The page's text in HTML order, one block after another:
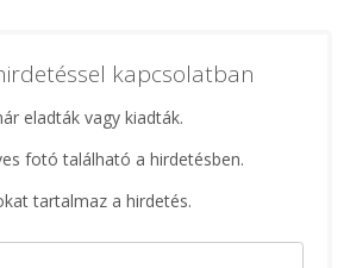
kapcsolatban
eladták vagy kiadták.
fotó található a hirdetésben.
tartalmaz a hirdetés.